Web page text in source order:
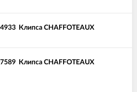
Клипса CHAFFOTEAUX
Клипса CHAFFOTEAUX